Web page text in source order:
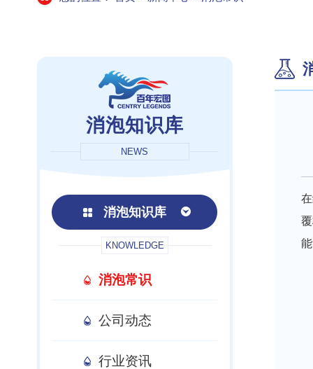
消泡知识库
NEWS
消泡知识库
KNOWLEDGE
消泡常识
公司动态
行业资讯